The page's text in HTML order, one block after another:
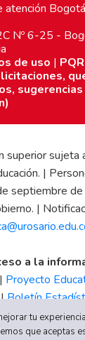
atención
Nº 6-25 -
de uso |
superior sujeta
|
septiembre
|
a la
| Proyecto
Boletín
|
UR
tu
que aceptas